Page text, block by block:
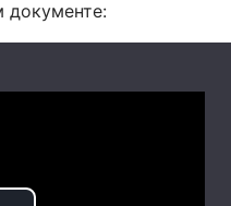
документе: